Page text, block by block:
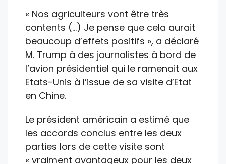
« Nos agriculteurs vont être très
contents (…) Je pense que cela aurait
beaucoup d’effets positifs », a déclaré
M. Trump à des journalistes à bord de
l’avion présidentiel qui le ramenait aux
Etats-Unis à l’issue de sa visite d’Etat
en Chine.
Le président américain a estimé que
les accords conclus entre les deux
parties lors de cette visite sont
« vraiment avantageux pour les deux